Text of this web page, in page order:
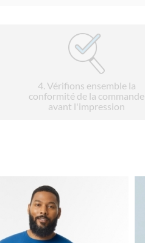
4. Vérifions ensemble la
conformité de la commande
avant l'impression